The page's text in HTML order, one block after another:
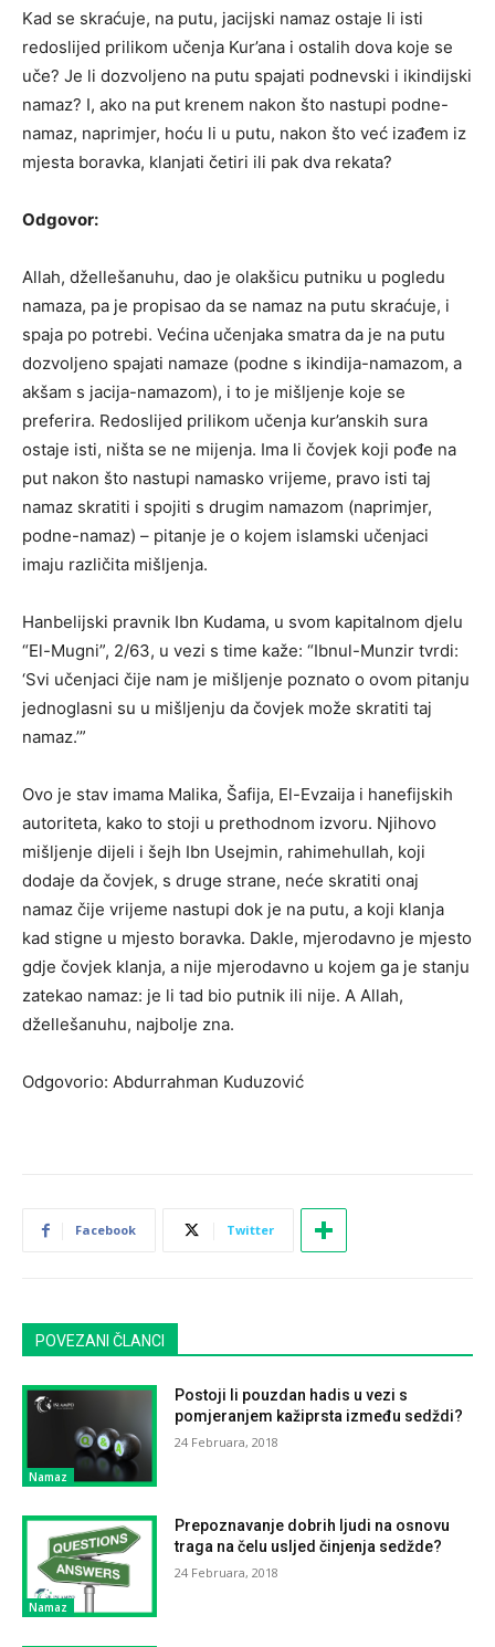
Kad se skraćuje, na putu, jacijski namaz ostaje li isti
redoslijed prilikom učenja Kur’ana i ostalih dova koje se
uče? Je li dozvoljeno na putu spajati podnevski i ikindijski
namaz? I, ako na put krenem nakon što nastupi podne-
namaz, naprimjer, hoću li u putu, nakon što već izađem iz
mjesta boravka, klanjati četiri ili pak dva rekata?
Odgovor:
Allah, džellešanuhu, dao je olakšicu putniku u pogledu
namaza, pa je propisao da se namaz na putu skraćuje, i
spaja po potrebi. Većina učenjaka smatra da je na putu
dozvoljeno spajati namaze (podne s ikindija-namazom, a
akšam s jacija-namazom), i to je mišljenje koje se
preferira. Redoslijed prilikom učenja kur’anskih sura
ostaje isti, ništa se ne mijenja. Ima li čovjek koji pođe na
put nakon što nastupi namasko vrijeme, pravo isti taj
namaz skratiti i spojiti s drugim namazom (naprimjer,
podne-namaz) – pitanje je o kojem islamski učenjaci
imaju različita mišljenja.
Hanbelijski pravnik Ibn Kudama, u svom kapitalnom djelu
“El-Mugni”, 2/63, u vezi s time kaže: “Ibnul-Munzir tvrdi:
‘Svi učenjaci čije nam je mišljenje poznato o ovom pitanju
jednoglasni su u mišljenju da čovjek može skratiti taj
namaz.’”
Ovo je stav imama Malika, Šafija, El-Evzaija i hanefijskih
autoriteta, kako to stoji u prethodnom izvoru. Njihovo
mišljenje dijeli i šejh Ibn Usejmin, rahimehullah, koji
dodaje da čovjek, s druge strane, neće skratiti onaj
namaz čije vrijeme nastupi dok je na putu, a koji klanja
kad stigne u mjesto boravka. Dakle, mjerodavno je mjesto
gdje čovjek klanja, a nije mjerodavno u kojem ga je stanju
zatekao namaz: je li tad bio putnik ili nije. A Allah,
džellešanuhu, najbolje zna.
Odgovorio: Abdurrahman Kuduzović
Facebook Twitter
POVEZANI ČLANCI
Namaz
Postoji li pouzdan hadis u vezi s
pomjeranjem kažiprsta između sedždi?
24 Februara, 2018
Namaz
Prepoznavanje dobrih ljudi na osnovu
traga na čelu usljed činjenja sedžde?
24 Februara, 2018